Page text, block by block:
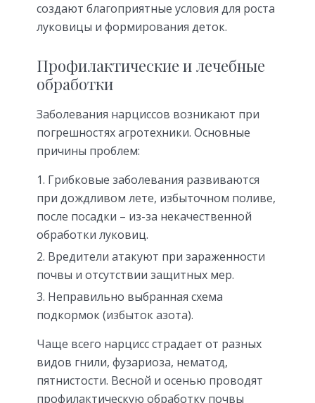
создают благоприятные условия для роста
луковицы и формирования деток.
Профилактические и лечебные
обработки
Заболевания нарциссов возникают при
погрешностях агротехники. Основные
причины проблем:
Грибковые заболевания развиваются
при дождливом лете, избыточном поливе,
после посадки – из-за некачественной
обработки луковиц.
Вредители атакуют при зараженности
почвы и отсутствии защитных мер.
Неправильно выбранная схема
подкормок (избыток азота).
Чаще всего нарцисс страдает от разных
видов гнили, фузариоза, нематод,
пятнистости. Весной и осенью проводят
профилактическую обработку почвы